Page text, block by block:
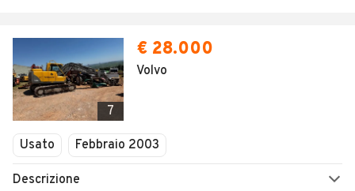
7
€ 28.000
Volvo
Usato Febbraio 2003
Descrizione